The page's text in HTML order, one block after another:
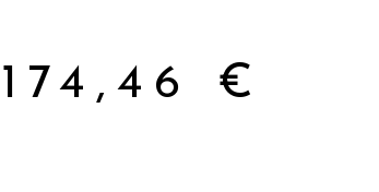
174,46 €